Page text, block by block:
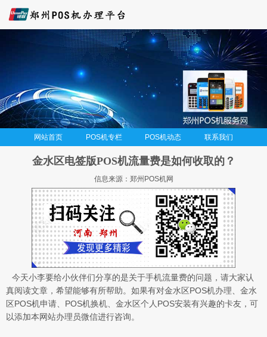
网站首页 POS机专栏 POS机动态 联系我们
金水区电签版POS机流量费是如何收取的？
信息来源：郑州POS机网
今天小李要给小伙伴们分享的是关于手机流量费的问题，请大家认
真阅读文章，希望能够有所帮助。如果有对金水区POS机办理、金水
区POS机申请、POS机换机、金水区个人POS安装有兴趣的卡友，可
以添加本网站办理员微信进行咨询。